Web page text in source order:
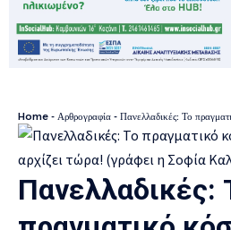
Home - Αρθρογραφία - Πανελλαδικές: Το πραγματικό κόστος
Πανελλαδικές: